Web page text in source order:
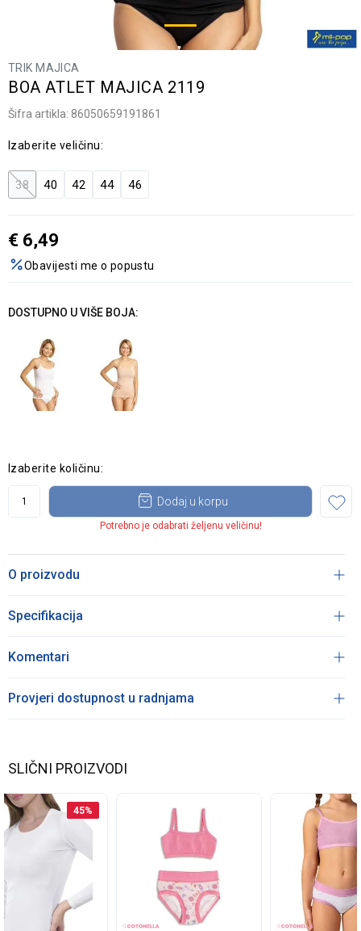
TRIK MAJICA
BOA ATLET MAJICA 2119
Šifra artikla: 86050659191861
Izaberite veličinu:
38 40 42 44 46
€ 6,49
Obavijesti me o popustu
DOSTUPNO U VIŠE BOJA:
Izaberite količinu:
Dodaj u korpu
Potrebno je odabrati željenu veličinu!
O proizvodu
Specifikacija
Komentari
Provjeri dostupnost u radnjama
SLIČNI PROIZVODI
45%